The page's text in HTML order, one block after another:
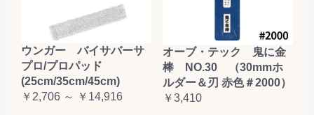
ウンガー バイサバーサ
プロ/プロパッド
(25cm/35cm/45cm)
￥2,706 ～ ￥14,916
オーブ・テック 鬼に金
棒 NO.30 （30mmホ
ルダー＆刃 赤色＃2000）
￥3,410